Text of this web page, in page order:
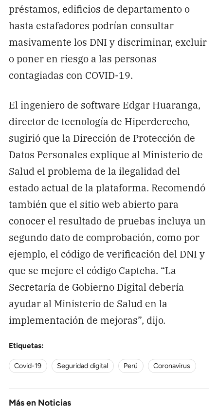
préstamos, edificios de departamento o
hasta estafadores podrían consultar
masivamente los DNI y discriminar, excluir
o poner en riesgo a las personas
contagiadas con COVID-19.
El ingeniero de software Edgar Huaranga,
director de tecnología de Hiperderecho,
sugirió que la Dirección de Protección de
Datos Personales explique al Ministerio de
Salud el problema de la ilegalidad del
estado actual de la plataforma. Recomendó
también que el sitio web abierto para
conocer el resultado de pruebas incluya un
segundo dato de comprobación, como por
ejemplo, el código de verificación del DNI y
que se mejore el código Captcha. “La
Secretaría de Gobierno Digital debería
ayudar al Ministerio de Salud en la
implementación de mejoras”, dijo.
Etiquetas:
Covid-19 Seguridad digital Perú Coronavirus
Más en Noticias